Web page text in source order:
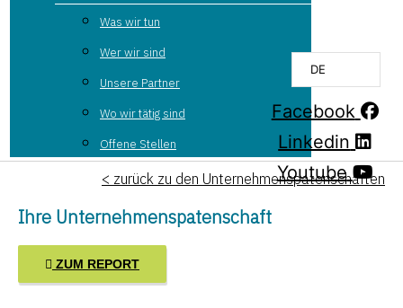
Was wir tun
Wer wir sind
Unsere Partner
Wo wir tätig sind
Offene Stellen
DE
Facebook
Linkedin
Youtube
< zurück zu den Unternehmenspatenschaften
Ihre Unternehmenspatenschaft
ZUM REPORT